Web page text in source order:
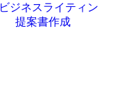
ビジネスライティン
提案書作成